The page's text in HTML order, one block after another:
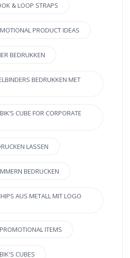
& LOOP STRAPS
PRODUCT IDEAS
BEDRUKKEN
BEDRUKKEN MET
CUBE FOR CORPORATE
LASSEN
BEDRUCKEN
AUS METALL MIT LOGO
ITEMS
CUBES